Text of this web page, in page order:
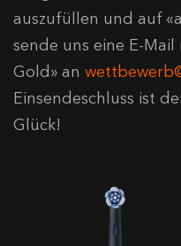
auszufüllen und auf
sende uns eine E-
Gold» an
Einsendeschluss ist
Glück!